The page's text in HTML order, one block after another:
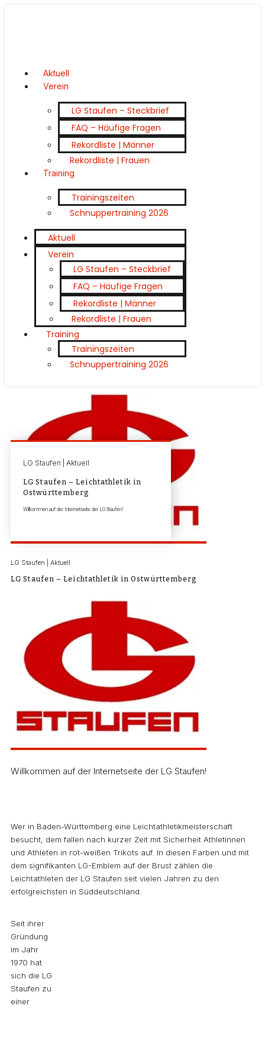
Aktuell
Verein
LG Staufen – Steckbrief
FAQ – Häufige Fragen
Rekordliste | Männer
Rekordliste | Frauen
Training
Trainingszeiten
Schnuppertraining 2026
Aktuell
Verein
LG Staufen – Steckbrief
FAQ – Häufige Fragen
Rekordliste | Männer
Rekordliste | Frauen
Training
Trainingszeiten
Schnuppertraining 2026
LG Staufen | Aktuell
LG Staufen – Leichtathletik in
Ostwürttemberg
Willkommen auf der Internetseite der LG Staufen!
LG Staufen | Aktuell
LG Staufen – Leichtathletik in Ostwürttemberg
Willkommen auf der Internetseite der LG Staufen!
Wer in Baden-Württemberg eine Leichtathletikmeisterschaft
besucht, dem fallen nach kurzer Zeit mit Sicherheit Athletinnen
und Athleten in rot-weißen Trikots auf. In diesen Farben und mit
dem signifikanten LG-Emblem auf der Brust zählen die
Leichtathleten der LG Staufen seit vielen Jahren zu den
erfolgreichsten in Süddeutschland.
Seit ihrer
Gründung
im Jahr
1970 hat
sich die LG
Staufen zu
einer